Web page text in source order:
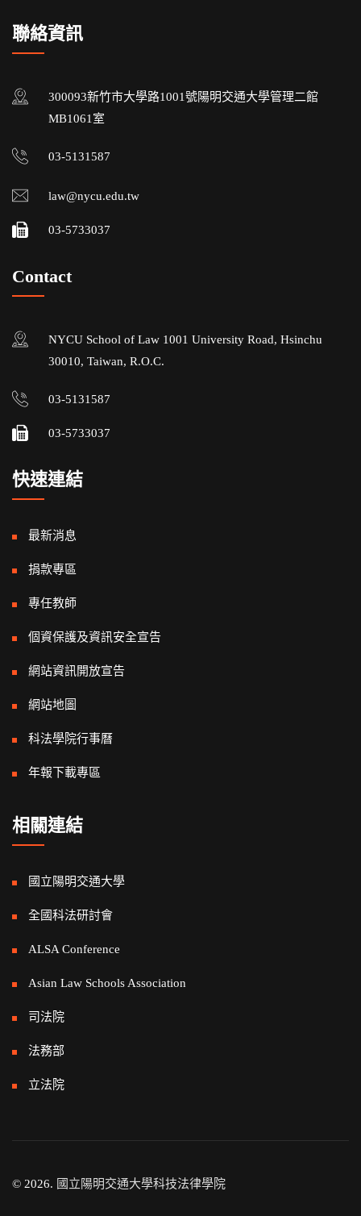
聯絡資訊
300093新竹市大學路1001號陽明交通大學管理二館
MB1061室
03-5131587
law@nycu.edu.tw
03-5733037
Contact
NYCU School of Law 1001 University Road, Hsinchu
30010, Taiwan, R.O.C.
03-5131587
03-5733037
快速連結
最新消息
捐款專區
專任教師
個資保護及資訊安全宣告
網站資訊開放宣告
網站地圖
科法學院行事曆
年報下載專區
相關連結
國立陽明交通大學
全國科法研討會
ALSA Conference
Asian Law Schools Association
司法院
法務部
立法院
© 2026. 國立陽明交通大學科技法律學院